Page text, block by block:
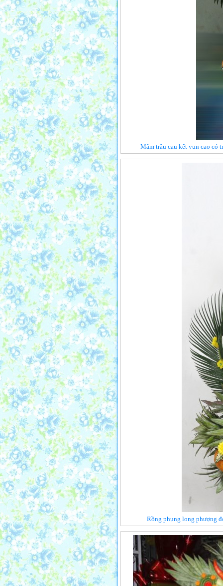
Mâm trầu cau kết vun cao có
Rồng phụng long phượng